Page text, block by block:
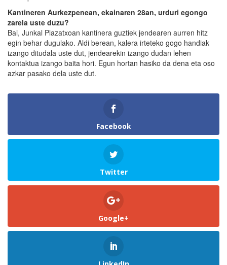
Kantineren Aurkezpenean, ekainaren 28an, urduri egongo
zarela uste duzu?
Bai, Junkal Plazatxoan kantinera guztiek jendearen aurren hitz
egin behar dugulako. Aldi berean, kalera irteteko gogo handiak
izango ditudala uste dut, jendearekin izango dudan lehen
kontaktua izango baita hori. Egun hortan hasiko da dena eta oso
azkar pasako dela uste dut.
Facebook
Twitter
Google+